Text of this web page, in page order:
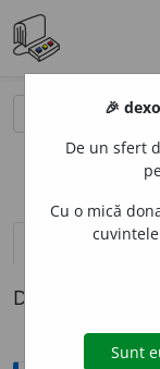
definiții (1)
Definiția cu ID-
🎉
De un sfert
Cu o mică